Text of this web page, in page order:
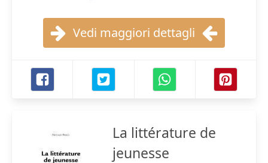
Vedi maggiori dettagli
La littérature de
jeunesse